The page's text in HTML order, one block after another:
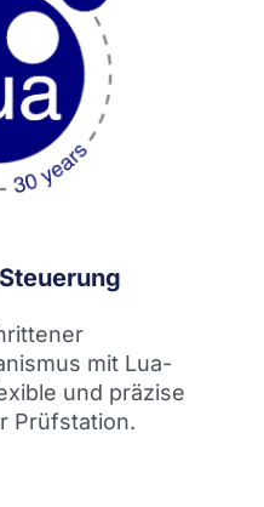
mit Lua-
und präzise
Prüfstation.